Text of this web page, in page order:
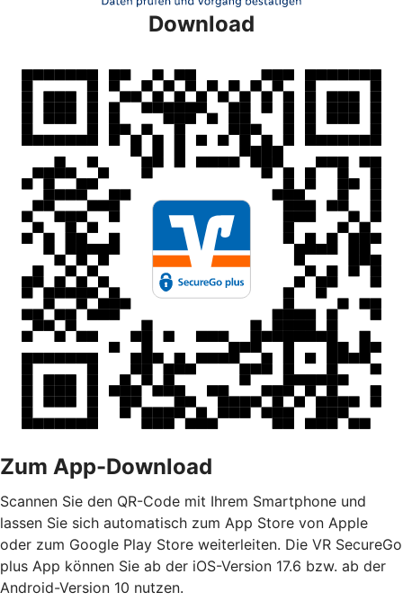
Download
Zum App-Download
Scannen Sie den QR-Code mit Ihrem Smartphone und
lassen Sie sich automatisch zum App Store von Apple
oder zum Google Play Store weiterleiten. Die VR SecureGo
plus App können Sie ab der iOS-Version 17.6 bzw. ab der
Android-Version 10 nutzen.